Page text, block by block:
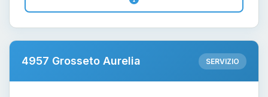
4957 Grosseto Aurelia SERVIZIO